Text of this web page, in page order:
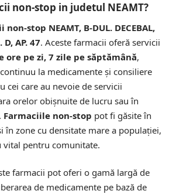
non-stop in judetul NEAMT?
stop NEAMT, B-DUL. DECEBAL,
D, AP. 47. Aceste farmacii oferă servicii
ore pe zi, 7 zile pe săptămână,
la medicamente și consiliere
cei care au nevoie de servicii
orelor obișnuite de lucru sau în
Farmaciile non-stop pot fi găsite în
în zone cu densitate mare a populației,
pentru comunitate.
farmacii pot oferi o gamă largă de
de medicamente pe bază de